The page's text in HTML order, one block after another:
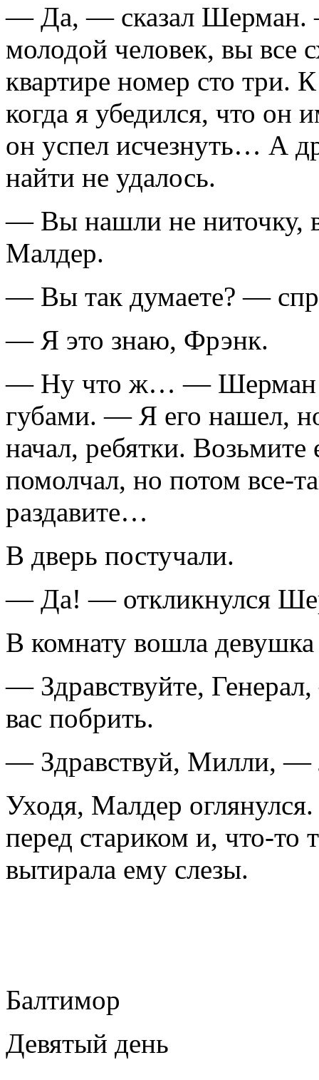
— Да, — сказал Шерман.
молодой человек, вы все
квартире номер сто три.
когда я убедился, что он
он успел исчезнуть… А
найти не удалось.
— Вы нашли не ниточку,
Малдер.
— Вы так думаете? —
— Я это знаю, Фрэнк.
— Ну что ж… — Шерман
губами. — Я его нашел,
начал, ребятки.
помолчал, но потом все-
раздавите…
В дверь постучали.
— Да! — откликнулся
В комнату вошла девушка
— Здравствуйте,
вас побрить.
— Здравствуй, Милли, —
Уходя, Малдер
перед стариком и, что-то
вытирала ему слезы.
Балтимор
Девятый день